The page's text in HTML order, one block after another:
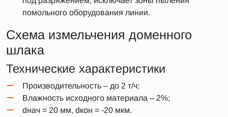
помольного оборудования линии.
Схема измельчения доменного
шлака
Технические характеристики
Производительность – до 2 т/ч;
Влажность исходного материала – 2%;
dнач = 20 мм, dкон = -20 мкм.